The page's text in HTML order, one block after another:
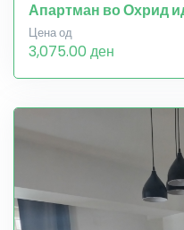
Апартман во Охрид
Цена од
3,075.00 ден